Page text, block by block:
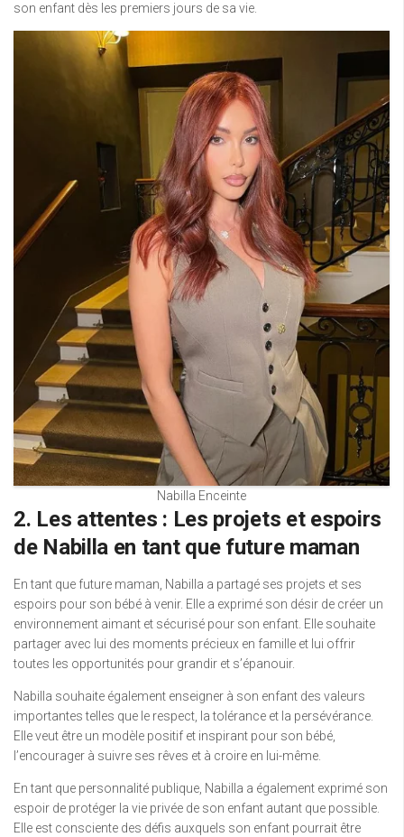
son enfant dès les premiers jours de sa vie.
Nabilla Enceinte
2. Les attentes : Les projets et espoirs
de Nabilla en tant que future maman
En tant que future maman, Nabilla a partagé ses projets et ses
espoirs pour son bébé à venir. Elle a exprimé son désir de créer un
environnement aimant et sécurisé pour son enfant. Elle souhaite
partager avec lui des moments précieux en famille et lui offrir
toutes les opportunités pour grandir et s’épanouir.
Nabilla souhaite également enseigner à son enfant des valeurs
importantes telles que le respect, la tolérance et la persévérance.
Elle veut être un modèle positif et inspirant pour son bébé,
l’encourager à suivre ses rêves et à croire en lui-même.
En tant que personnalité publique, Nabilla a également exprimé son
espoir de protéger la vie privée de son enfant autant que possible.
Elle est consciente des défis auxquels son enfant pourrait être